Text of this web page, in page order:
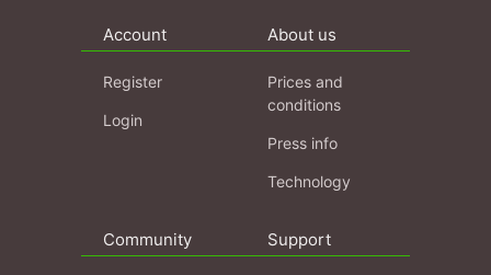
Account
Register
Login
About us
Prices and
conditions
Press info
Technology
Community Support